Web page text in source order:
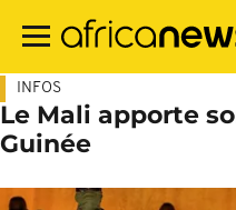
contenu
INFOS
Le Mali apporte
Guinée